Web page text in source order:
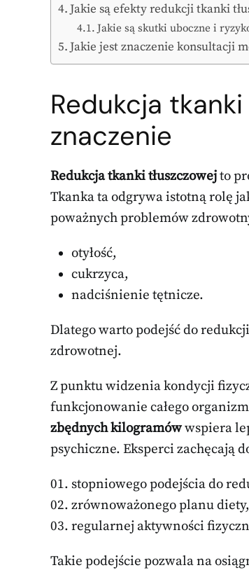
Jakie są efekty redukcji tkanki
Jakie są skutki uboczne i
Jakie jest znaczenie konsultacji
Redukcja
znaczenie
Redukcja tkanki tłuszczowejto
Tkanka ta odgrywa istotną rolę
poważnych problemów
otyłość,
cukrzyca,
nadciśnienie tętnicze.
Dlatego warto podejść do
zdrowotnej.
Z punktu widzenia kondycji
funkcjonowanie całego
zbędnych kilogramówwspiera
psychiczne. Eksperci zachęcają
stopniowego podejścia do
zrównoważonego planu diety,
regularnej aktywności
Takie podejście pozwala na